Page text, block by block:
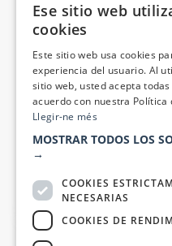
Promociones
Sorteos
Boletines de
Valora
Canal oficial
segura
Ese sitio web
cookies
Este sitio web usa cookies
experiencia del usuario. Al
sitio web, usted acepta
acuerdo con nuestra Política
Llegir-ne més
MOSTRAR TODOS LOS
→
COOKIES
NECESARIAS
COOKIES DE